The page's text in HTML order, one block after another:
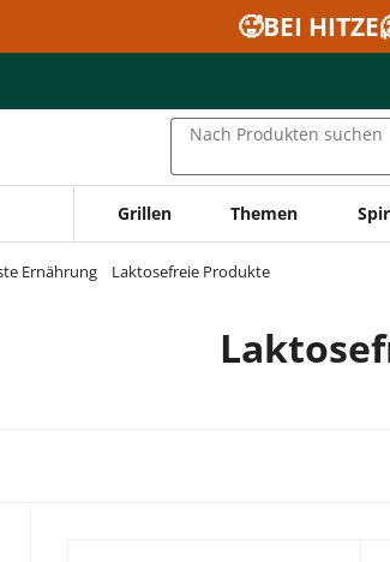
🥵BEI
Nach Produkten suchen
Grillen Themen
Ernährung Laktosefreie Produkte